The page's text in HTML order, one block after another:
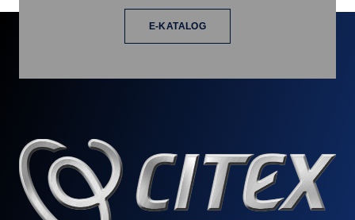
E-KATALOG